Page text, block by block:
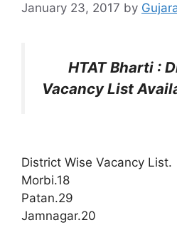
January 23, 2017 by
HTAT Bharti :
Vacancy List
District Wise Vacancy List.
Morbi.18
Patan.29
Jamnagar.20